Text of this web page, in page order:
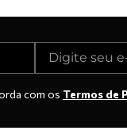
com os Termos de